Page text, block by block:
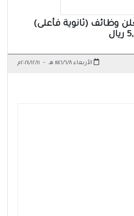
وظائف (ثانوية فأعلى)
الأربعاء ١٤٤٦/٦/٨ هـ - ٢٠٢٤/١٢/١١م